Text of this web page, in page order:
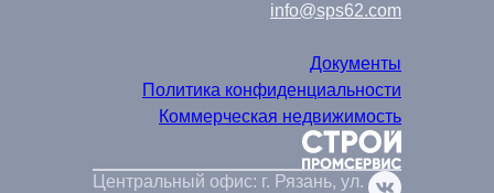
info@sps62.com
Документы
Политика конфиденциальности
Коммерческая недвижимость
Центральный офис: г. Рязань, ул.